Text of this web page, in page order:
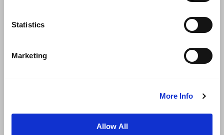
Statistics
Marketing
More Info
Allow All